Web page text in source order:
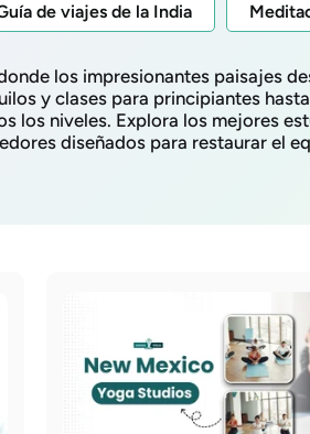
de viajes de la India
los impresionantes paisajes
y clases para principiantes
los niveles. Explora los mejores
diseñados para restaurar el